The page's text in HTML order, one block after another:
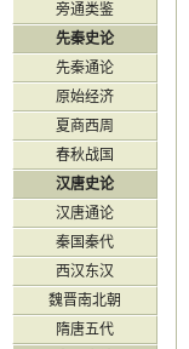
旁通类鉴
先秦史论
先秦通论
原始经济
夏商西周
春秋战国
汉唐史论
汉唐通论
秦国秦代
西汉东汉
魏晋南北朝
隋唐五代